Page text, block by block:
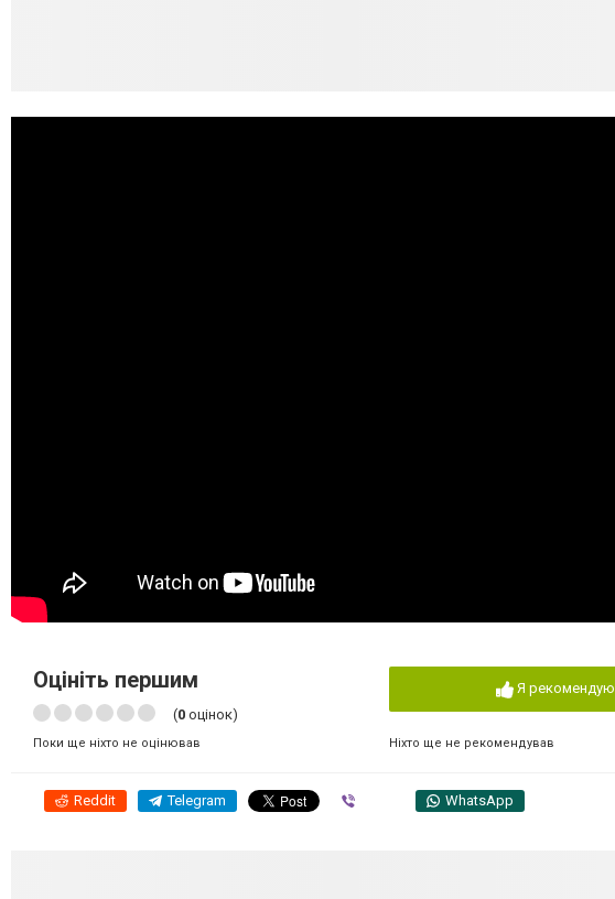
Оцініть першим
(0 оцінок)
Поки ще ніхто не оцінював
Я рекомендую
Ніхто ще не рекомендував
Reddit Telegram WhatsApp